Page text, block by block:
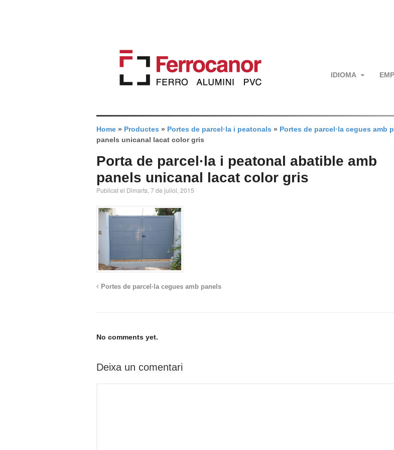
IDIOMA
Home » Productes » Portes de parcel·la i peatonals » Portes de parcel·la cegues amb
panels unicanal lacat color gris
Porta de parcel·la i peatonal abatible amb
panels unicanal lacat color gris
Publicat el Dimarts, 7 de juliol, 2015
Portes de parcel·la cegues amb panels
No comments yet.
Deixa un comentari